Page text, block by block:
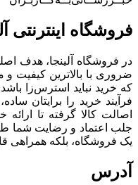
فروشگاه‌ اینترنتی‌
در فروشگاه آلینجا، هدف
ضروری با بالاترین کیفیت
که خرید نباید استرس‌زا
فرآیند خرید را برایتان
اصالت کالا گرفته تا
جلب اعتماد و رضایت شما
یک فروشگاه، بلکه همراهی
آدرس